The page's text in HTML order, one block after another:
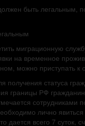
быть
миграционную
на временное
можно приступать к
получения статуса
границы РФ
сотрудниками
лично
дается всего 7 суток,